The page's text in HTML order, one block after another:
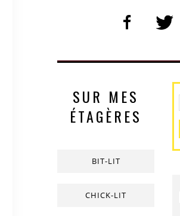
SUR MES
ÉTAGÈRES
BIT-LIT
CHICK-LIT